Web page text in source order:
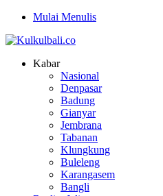
Mulai Menulis
Kabar
Nasional
Denpasar
Badung
Gianyar
Jembrana
Tabanan
Klungkung
Buleleng
Karangasem
Bangli